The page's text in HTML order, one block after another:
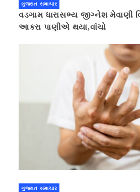
ગુજરાત સમાચાર
વડગામ ધારાસભ્ય જીગ્નેશ મેવાણી
આકરા પાણીએ થયા,વાંચો
ગુજરાત સમાચાર